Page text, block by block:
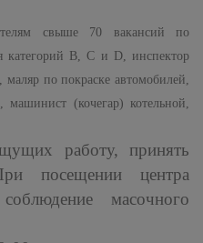
свыше 70 вакансий по
категорий
B,C и D, инспектор
по покраске автомобилей,
машинист (кочегар) котельной,
работу, принять
посещении центра
масочного